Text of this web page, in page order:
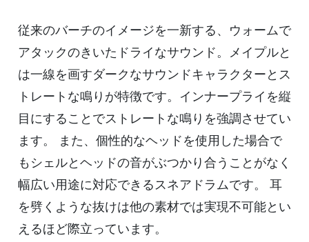
従来のバーチのイメージを一新する、ウォームで
アタックのきいたドライなサウンド。メイプルと
は一線を画すダークなサウンドキャラクターとス
トレートな鳴りが特徴です。インナープライを縦
目にすることでストレートな鳴りを強調させてい
ます。 また、個性的なヘッドを使用した場合で
もシェルとヘッドの音がぶつかり合うことがなく
幅広い用途に対応できるスネアドラムです。 耳
を劈くような抜けは他の素材では実現不可能とい
えるほど際立っています。